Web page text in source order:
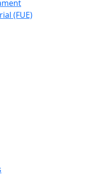
(FUE)